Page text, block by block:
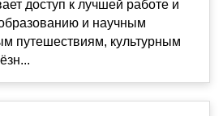
доступ к лучшей работе и
и научным
путешествиям, культурным